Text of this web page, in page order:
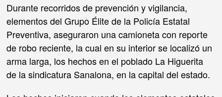
Durante recorridos de prevención y vigilancia,
elementos del Grupo Élite de la Policía Estatal
Preventiva, aseguraron una camioneta con reporte
de robo reciente, la cual en su interior se localizó un
arma larga, los hechos en el poblado La Higuerita
de la sindicatura Sanalona, en la capital del estado.